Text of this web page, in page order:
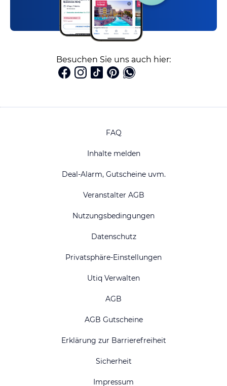
Besuchen Sie uns auch hier:
FAQ
Inhalte melden
Deal-Alarm, Gutscheine uvm.
Veranstalter AGB
Nutzungsbedingungen
Datenschutz
Privatsphäre-Einstellungen
Utiq Verwalten
AGB
AGB Gutscheine
Erklärung zur Barrierefreiheit
Sicherheit
Impressum